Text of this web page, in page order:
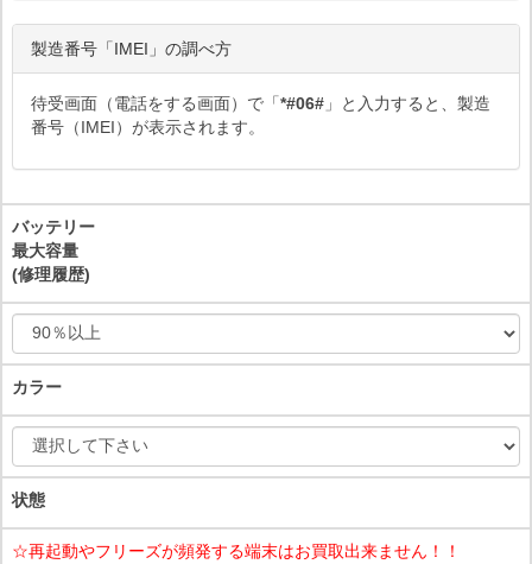
製造番号「IMEI」の調べ方
待受画面（電話をする画面）で「*#06# 」と入力すると、製造
番号（IMEI）が表示されます。
バッテリー
最大容量
(修理履歴)
カラー
状態
☆再起動やフリーズが頻発する端末はお買取出来ません！！